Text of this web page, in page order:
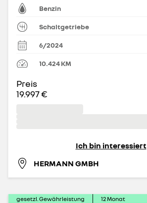
Benzin
Schaltgetriebe
6/2024
10.424KM
Preis
19.997 €
Ich bin interessiert
HERMANN GMBH
gesetzl. Gewährleistung 12Monat